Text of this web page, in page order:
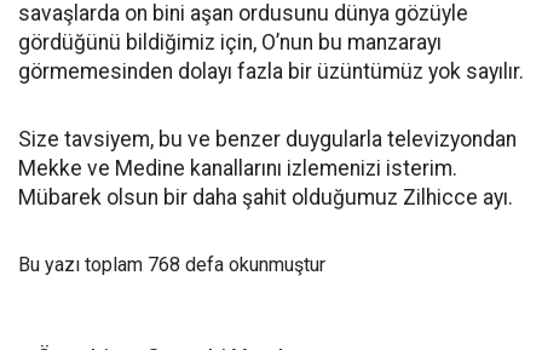
savaşlarda on bini aşan ordusunu dünya gözüyle
gördüğünü bildiğimiz için, O’nun bu manzarayı
görmemesinden dolayı fazla bir üzüntümüz yok sayılır.
Size tavsiyem, bu ve benzer duygularla televizyondan
Mekke ve Medine kanallarını izlemenizi isterim.
Mübarek olsun bir daha şahit olduğumuz Zilhicce ayı.
Bu yazı toplam 768 defa okunmuştur